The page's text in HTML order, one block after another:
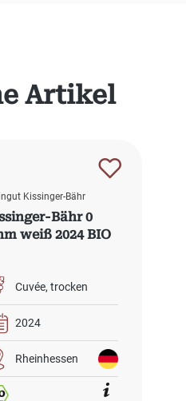
Artikel
Kissinger-Bähr
Bähr 0
weiß 2024 BIO
Cuvée trocken
2024
Rheinhessen